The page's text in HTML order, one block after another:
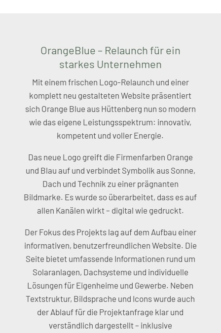
OrangeBlue – Relaunch für ein
starkes Unternehmen
Mit einem frischen Logo-Relaunch und einer
komplett neu gestalteten Website präsentiert
sich Orange Blue aus Hüttenberg nun so modern
wie das eigene Leistungsspektrum: innovativ,
kompetent und voller Energie.
Das neue Logo greift die Firmenfarben Orange
und Blau auf und verbindet Symbolik aus Sonne,
Dach und Technik zu einer prägnanten
Bildmarke. Es wurde so überarbeitet, dass es auf
allen Kanälen wirkt – digital wie gedruckt.
Der Fokus des Projekts lag auf dem Aufbau einer
informativen, benutzerfreundlichen Website. Die
Seite bietet umfassende Informationen rund um
Solaranlagen, Dachsysteme und individuelle
Lösungen für Eigenheime und Gewerbe. Neben
Textstruktur, Bildsprache und Icons wurde auch
der Ablauf für die Projektanfrage klar und
verständlich dargestellt – inklusive